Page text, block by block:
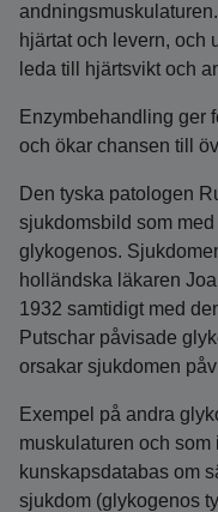
hjärtat och levern, och
leda till hjärtsvikt och
Enzymbehandling ger
och ökar chansen till
Den tyska patologen
sjukdomsbild som
glykogenos.
holländska läkaren
1932 samtidigt med
Putschar påvisade
orsakar sjukdomen
Exempel på andra
muskulaturen och
kunskapsdatabas om
sjukdom (glykogenos